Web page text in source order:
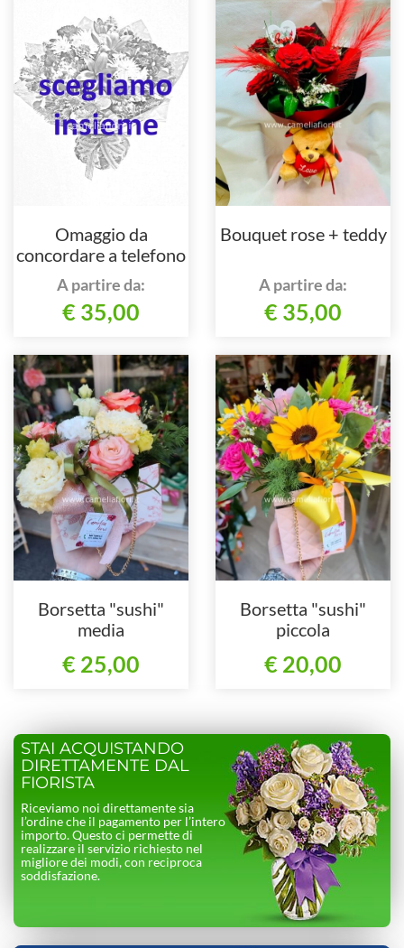
Omaggio da
concordare a telefono
al nostro numero
A partire da:
€ 35,00
Bouquet rose + teddy
A partire da:
€ 35,00
Borsetta "sushi"
media
€ 25,00
Borsetta "sushi"
piccola
€ 20,00
STAI ACQUISTANDO
DIRETTAMENTE DAL
FIORISTA
Riceviamo noi direttamente sia
l’ordine che il pagamento per l’intero
importo. Questo ci permette di
realizzare il servizio richiesto nel
migliore dei modi, con reciproca
soddisfazione.